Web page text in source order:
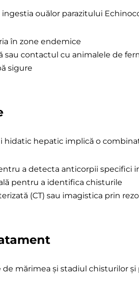
ingestia ouălor parazitului
în zone endemice
sau contactul cu animalele de
sigure
hidatic hepatic implică o
a detecta anticorpii specifici
pentru a identifica chisturile
(CT) sau imagistica prin
mărimea și stadiul chisturilor și